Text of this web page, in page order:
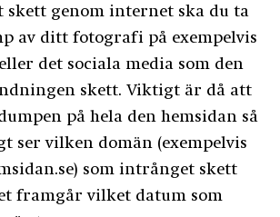
genom internet ska du ta
av ditt fotografi på exempelvis
det sociala media som den
skett. Viktigt är då att
på hela den hemsidan så
ser vilken domän (exempelvis
som intrånget skett
framgår vilket datum som